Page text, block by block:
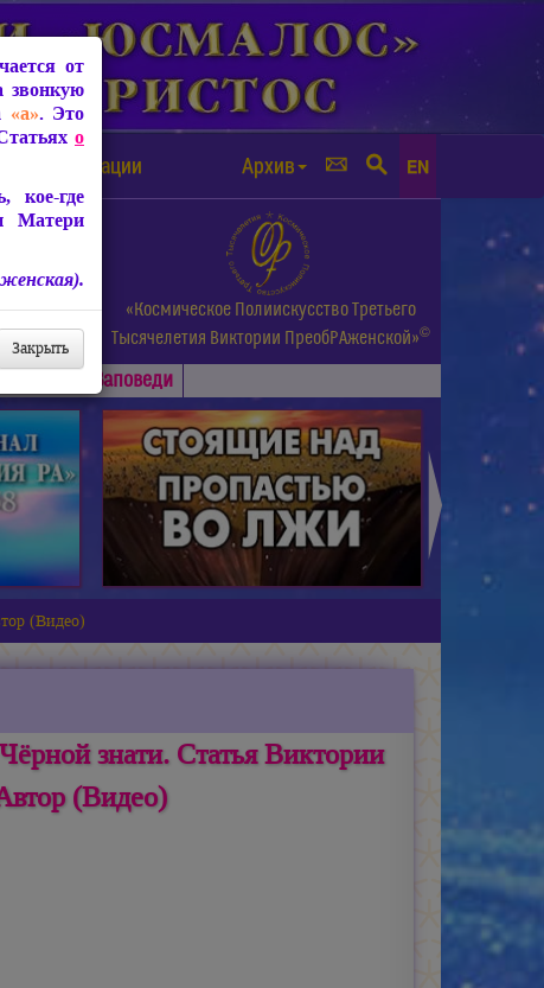
от чипизации Архив EN
и др.
«Космическое Полиискусство Третьего
Тысячелетия Виктории ПреобРАженской»©
Заповеди ►
(Видео)
знати. Статья Виктории
(Видео)
от
звонкую
«а». Это
о
кое-где
Матери
Закрыть